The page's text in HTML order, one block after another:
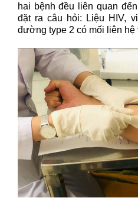
hai bệnh đều liên quan
đặt ra câu hỏi: Liệu HIV,
đường type 2 có mối liên hệ